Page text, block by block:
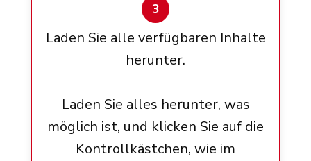
3
Laden Sie alle verfügbaren Inhalte
herunter.
Laden Sie alles herunter, was
möglich ist, und klicken Sie auf die
Kontrollkästchen, wie im